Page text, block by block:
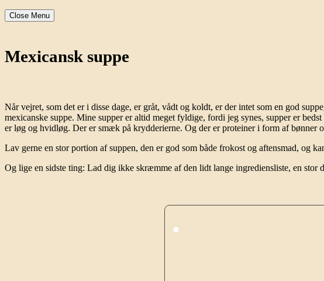
Close Menu
Mexicansk suppe
Når vejret, som det er i disse dage, er gråt, vådt og koldt, er der intet som en god
mexicanske suppe. Mine supper er altid meget fyldige, fordi jeg synes, supper er
er løg og hvidløg. Der er smæk på krydderierne. Og der er proteiner i form af bønner
Lav gerne en stor portion af suppen, den er god som både frokost og aftensmad, og
Og lige en sidste ting: Lad dig ikke skræmme af den lidt lange ingrediensliste, en stor